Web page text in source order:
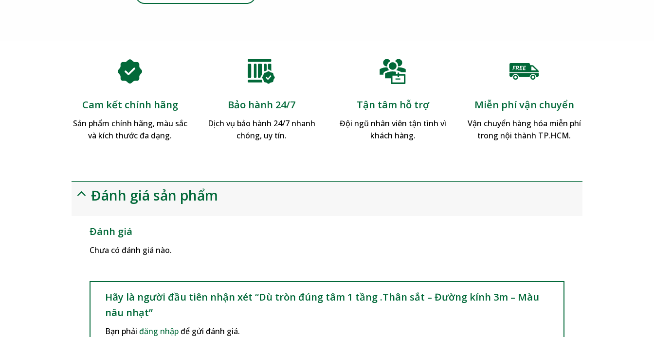
Cam kết chính hãng
Sản phẩm chính hãng, màu sắc
và kích thước đa dạng.
Bảo hành 24/7
Dịch vụ bảo hành 24/7 nhanh
chóng, uy tín.
Tận tâm hỗ trợ
Đội ngũ nhân viên tận tình vì
khách hàng.
Miễn phí vận chuyển
Vận chuyển hàng hóa miễn phí
trong nội thành TP.HCM.
Đánh giá sản phẩm
Đánh giá
Chưa có đánh giá nào.
Hãy là người đầu tiên nhận xét “Dù tròn đúng tâm 1 tầng .Thân sắt – Đường kính 3m – Màu
nâu nhạt”
Bạn phải đăng nhậpđể gửi đánh giá.